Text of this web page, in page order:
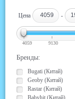
Цена -
4059 9130
Бренды:
Bugati (Китай)
Geoby (Китай)
Rastar (Китай)
Babyhit (Китай)